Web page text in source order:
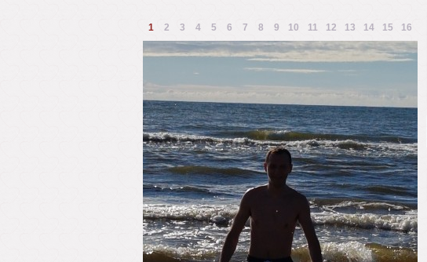
1 2 3 4 5 6 7 8 9 10 11 12 13 14 15 16